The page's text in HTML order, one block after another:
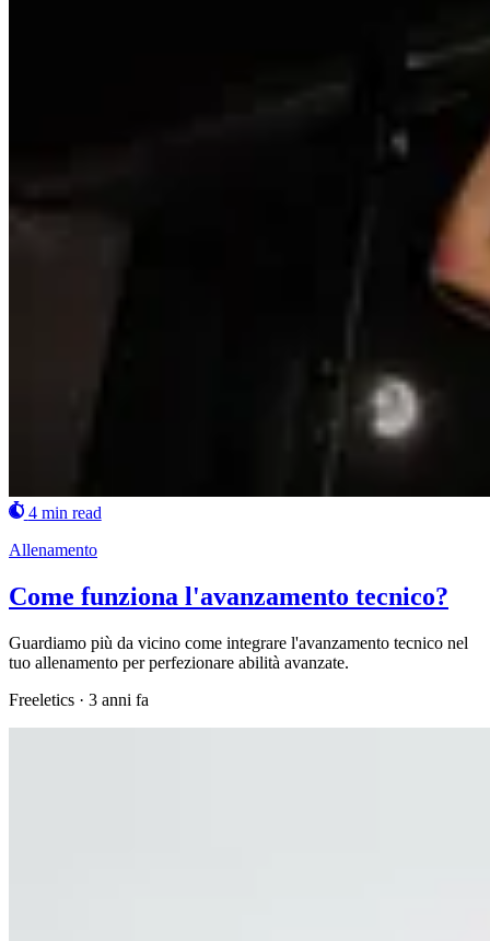
4 min read
Allenamento
Come funziona l'avanzamento tecnico?
Guardiamo più da vicino come integrare l'avanzamento tecnico nel
tuo allenamento per perfezionare abilità avanzate.
Freeletics · 3 anni fa